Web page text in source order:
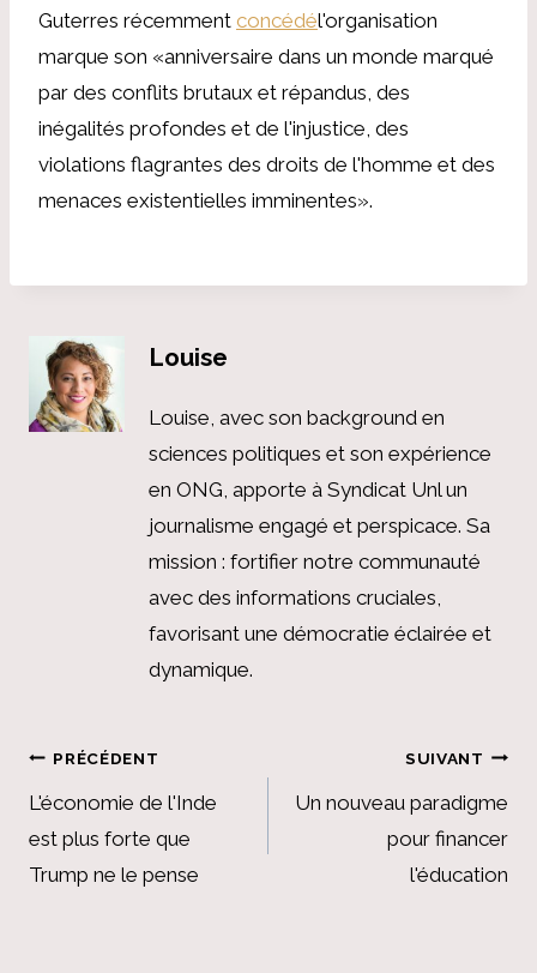
Guterres récemment concédél'organisation
marque son «anniversaire dans un monde marqué
par des conflits brutaux et répandus, des
inégalités profondes et de l'injustice, des
violations flagrantes des droits de l'homme et des
menaces existentielles imminentes».
Louise
Louise, avec son background en
sciences politiques et son expérience
en ONG, apporte à Syndicat Unl un
journalisme engagé et perspicace. Sa
mission : fortifier notre communauté
avec des informations cruciales,
favorisant une démocratie éclairée et
dynamique.
Navigation
de
l’article
PRÉCÉDENT
L'économie de l'Inde
est plus forte que
Trump ne le pense
SUIVANT
Un nouveau paradigme
pour financer
l'éducation